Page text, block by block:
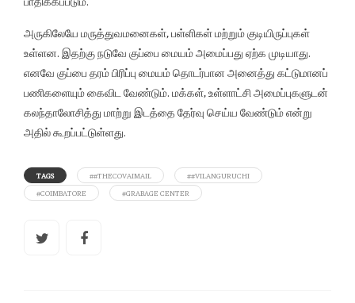
அருகிலேயே மருத்துவமனைகள், பள்ளிகள் மற்றும் குடியிருப்புகள்
உள்ளன. இதற்கு நடுவே குப்பை மையம் அமைப்பது ஏற்க முடியாது.
எனவே குப்பை தரம் பிரிப்பு மையம் தொடர்பான அனைத்து கட்டுமானப்
பணிகளையும் கைவிட வேண்டும். மக்கள், உள்ளாட்சி அமைப்புகளுடன்
கலந்தாலோசித்து மாற்று இடத்தை தேர்வு செய்ய வேண்டும் என்று
அதில் கூறப்பட்டுள்ளது.
TAGS ##THECOVAIMAIL
##VILANGURUCHI
#COIMBATORE
#GRABAGE CENTER